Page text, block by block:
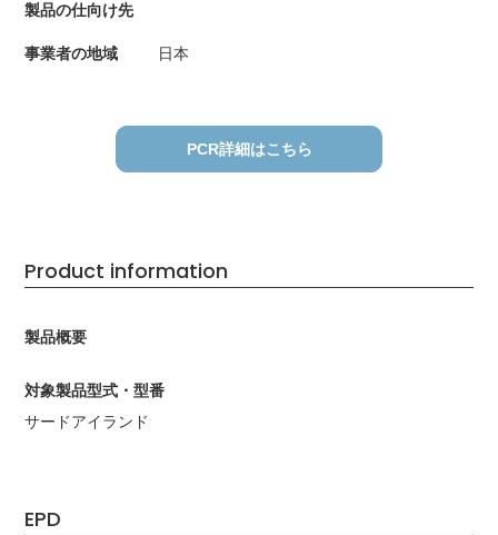
製品の仕向け先
事業者の地域 日本
PCR詳細はこちら
Product information
製品概要
対象製品型式・型番
サードアイランド
EPD